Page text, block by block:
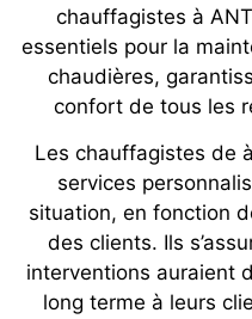
chauffagistes à
essentiels pour la
chaudières,
confort de tous les
Les chauffagistes de
services
situation, en fonction
des clients. Ils
interventions auraient
long terme à leurs